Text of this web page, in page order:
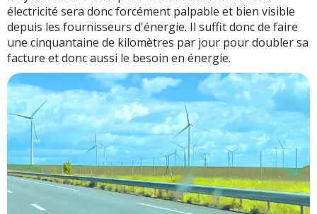
électricité sera donc forcément palpable et bien visible
depuis les fournisseurs d'énergie. Il suffit donc de faire
une cinquantaine de kilomètres par jour pour doubler sa
facture et donc aussi le besoin en énergie.